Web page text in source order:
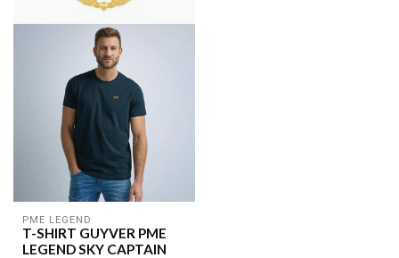
PME LEGEND
T-SHIRT GUYVER PME
LEGEND SKY CAPTAIN